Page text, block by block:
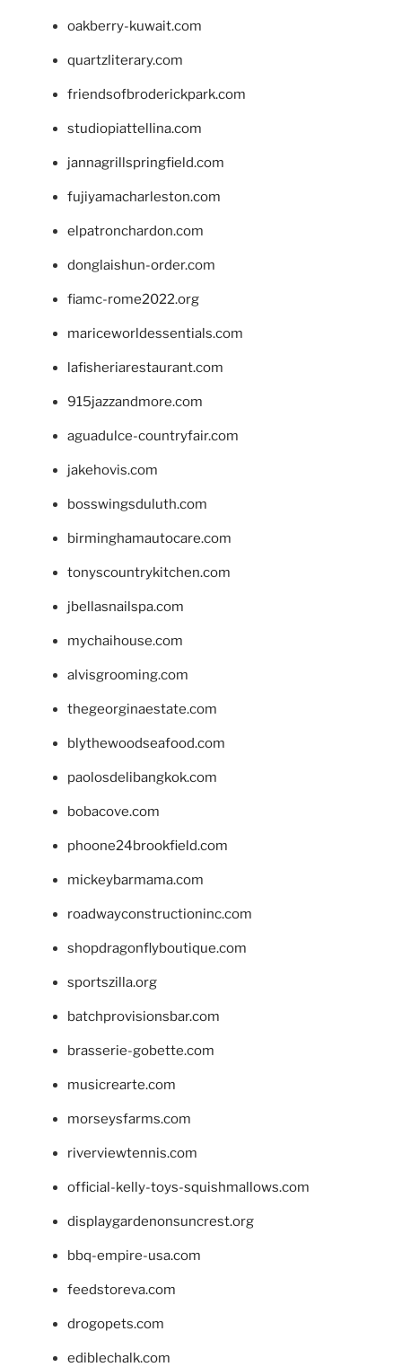
oakberry-kuwait.com
quartzliterary.com
friendsofbroderickpark.com
studiopiattellina.com
jannagrillspringfield.com
fujiyamacharleston.com
elpatronchardon.com
donglaishun-order.com
fiamc-rome2022.org
mariceworldessentials.com
lafisheriarestaurant.com
915jazzandmore.com
aguadulce-countryfair.com
jakehovis.com
bosswingsduluth.com
birminghamautocare.com
tonyscountrykitchen.com
jbellasnailspa.com
mychaihouse.com
alvisgrooming.com
thegeorginaestate.com
blythewoodseafood.com
paolosdelibangkok.com
bobacove.com
phoone24brookfield.com
mickeybarmama.com
roadwayconstructioninc.com
shopdragonflyboutique.com
sportszilla.org
batchprovisionsbar.com
brasserie-gobette.com
musicrearte.com
morseysfarms.com
riverviewtennis.com
official-kelly-toys-squishmallows.com
displaygardenonsuncrest.org
bbq-empire-usa.com
feedstoreva.com
drogopets.com
ediblechalk.com